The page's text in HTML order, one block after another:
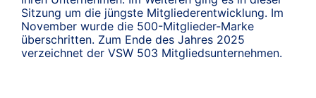
Sitzung um die jüngste Mitgliederentwicklung. Im
November wurde die 500-Mitglieder-Marke
überschritten. Zum Ende des Jahres 2025
verzeichnet der VSW 503 Mitgliedsunternehmen.